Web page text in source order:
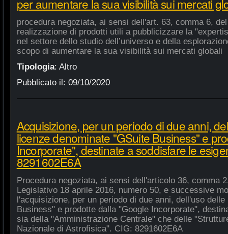
per aumentare la sua visibilità sui mercati
procedura negoziata, ai sensi dell'art. 63, comma 6,
realizzazione di prodotti utili a pubblicizzare la
nel settore dello studio dell’universo e della
scopo di aumentare la sua visibilità sui mercati globali
Tipologia: Altro
Pubblicato il: 09/10/2020
Acquisizione, per un periodo di due anni,
licenze denominate "GSuite Business" e
Incorporate", destinate a soddisfare le
8291602E6A
Procedura negoziata, ai sensi dell'articolo 36, comma
Legislativo 18 aprile 2016, numero 50, e successive
l'acquisizione, per un periodo di due anni, dell'uso
Business" e prodotte dalla "Google Incorporate",
sia della "Amministrazione Centrale" che delle
Nazionale di Astrofisica". CIG: 8291602E6A